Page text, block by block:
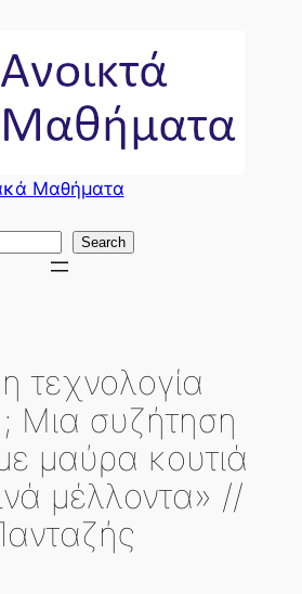
Μαθήματα
Search
τεχνολογία
Μια συζήτηση
μαύρα κουτιά
μέλλοντα» //